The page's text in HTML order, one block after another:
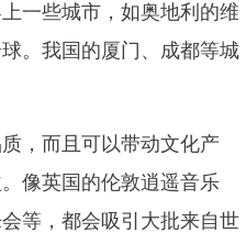
一些城市，如奥地利的维
。我国的厦门、成都等城
，而且可以带动文化产
像英国的伦敦逍遥音乐
等，都会吸引大批来自世